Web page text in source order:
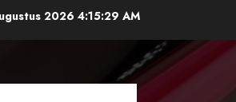
2026 4:15:29 AM